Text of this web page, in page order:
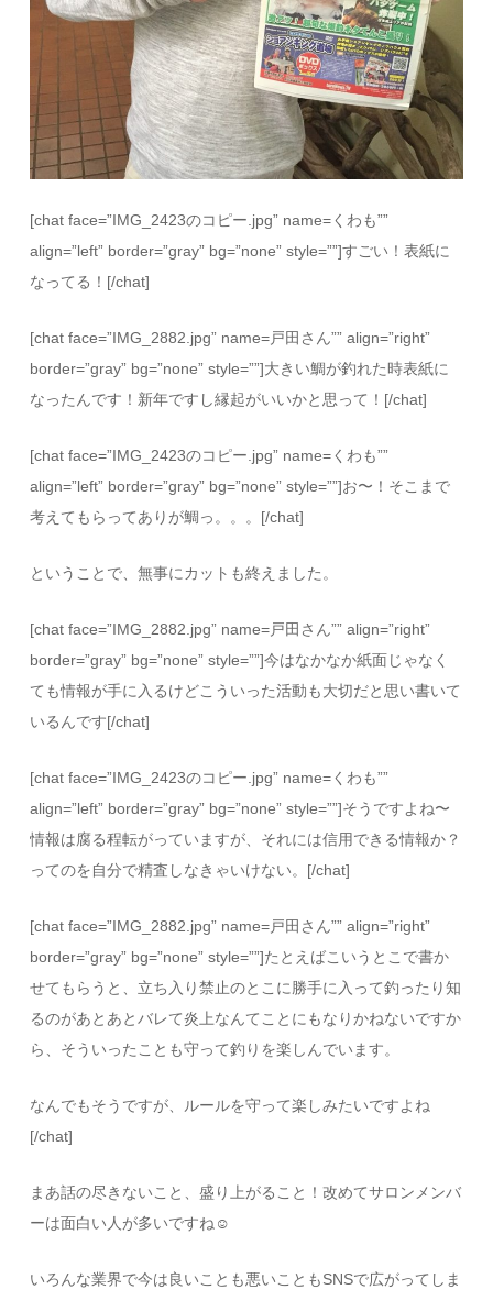
[chat face=”IMG_2423のコピー.jpg” name=くわも””
align=”left” border=”gray” bg=”none” style=””]すごい！表紙に
なってる！[/chat]
[chat face=”IMG_2882.jpg” name=戸田さん”” align=”right”
border=”gray” bg=”none” style=””]大きい鯛が釣れた時表紙に
なったんです！新年ですし縁起がいいかと思って！[/chat]
[chat face=”IMG_2423のコピー.jpg” name=くわも””
align=”left” border=”gray” bg=”none” style=””]お〜！そこまで
考えてもらってありが鯛っ。。。[/chat]
ということで、無事にカットも終えました。
[chat face=”IMG_2882.jpg” name=戸田さん”” align=”right”
border=”gray” bg=”none” style=””]今はなかなか紙面じゃなく
ても情報が手に入るけどこういった活動も大切だと思い書いて
いるんです[/chat]
[chat face=”IMG_2423のコピー.jpg” name=くわも””
align=”left” border=”gray” bg=”none” style=””]そうですよね〜
情報は腐る程転がっていますが、それには信用できる情報か？
ってのを自分で精査しなきゃいけない。[/chat]
[chat face=”IMG_2882.jpg” name=戸田さん”” align=”right”
border=”gray” bg=”none” style=””]たとえばこいうとこで書か
せてもらうと、立ち入り禁止のとこに勝手に入って釣ったり知
るのがあとあとバレて炎上なんてことにもなりかねないですか
ら、そういったことも守って釣りを楽しんでいます。
なんでもそうですが、ルールを守って楽しみたいですよね
[/chat]
まあ話の尽きないこと、盛り上がること！改めてサロンメンバ
ーは面白い人が多いですね☺️
いろんな業界で今は良いことも悪いこともSNSで広がってしま